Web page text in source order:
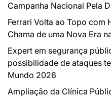
Campanha Nacional Pela
Ferrari Volta ao Topo com
Chama de uma Nova Era
Expert em segurança
possibilidade de ataques
Mundo 2026
Ampliação da Clínica